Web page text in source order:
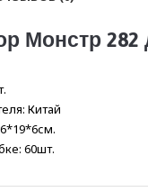
Монстр 282
Китай
60шт.